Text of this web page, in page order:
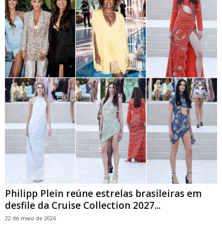
Philipp Plein reúne estrelas brasileiras em
desfile da Cruise Collection 2027...
22 de maio de 2026